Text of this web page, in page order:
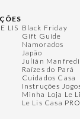
LIS Black Friday
Gift Guide
Namorados
Japão
Julián Manfredi
Raízes do Pará
Cuidados Casa
Instruções
Minha Loja Le
Le Lis Casa PRO